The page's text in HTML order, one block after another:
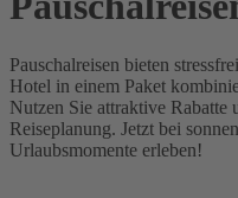
Pauschalreisen bieten
Hotel in einem Paket
Nutzen Sie attraktive Rabatte
Reiseplanung. Jetzt bei
Urlaubsmomente erleben!